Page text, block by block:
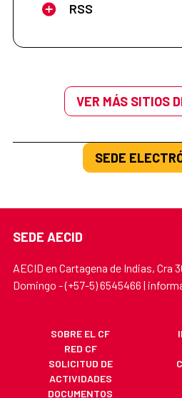
RSS
VER MÁS SITIOS
SEDE
SEDE AECID
AECID en Cartagena de Indias, Cra
Domingo - (+57-5) 6545466 |
SOBRE EL CF
RED CF
SOLICITUD DE
ACTIVIDADES
DOCUMENTOS